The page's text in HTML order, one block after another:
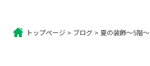
トップページ > ブログ > 夏の装飾～5階～